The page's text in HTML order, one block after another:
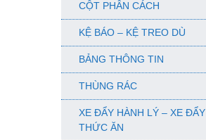
CỘT PHÂN CÁCH
KỆ BÁO – KỆ TREO DÙ
BẢNG THÔNG TIN
THÙNG RÁC
XE ĐẨY HÀNH LÝ – XE ĐẨY
THỨC ĂN